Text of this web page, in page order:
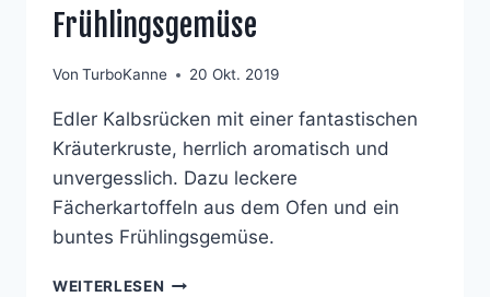
Frühlingsgemüse
Von TurboKanne 20 Okt. 2019
Edler Kalbsrücken mit einer fantastischen
Kräuterkruste, herrlich aromatisch und
unvergesslich. Dazu leckere
Fächerkartoffeln aus dem Ofen und ein
buntes Frühlingsgemüse.
WEITERLESEN KALBSRÜCKEN